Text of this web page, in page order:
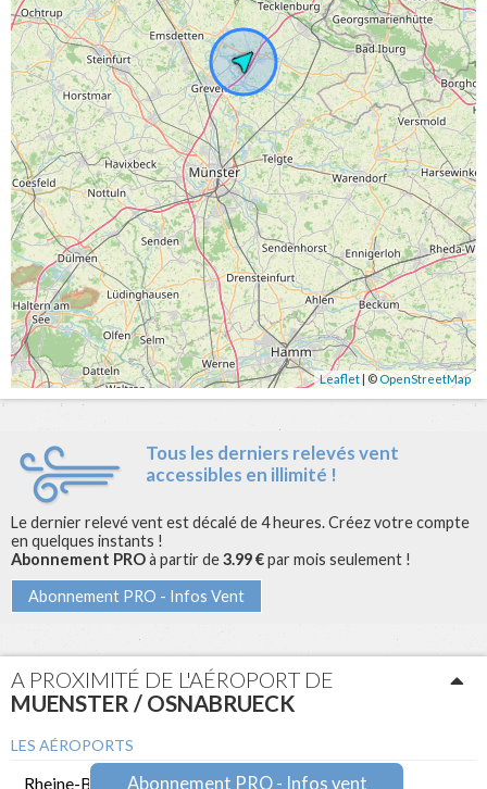
Leaflet| © OpenStreetMap
Tous les derniers relevés vent
accessibles en illimité !
Le dernier relevé vent est décalé de 4 heures. Créez votre compte
en quelques instants !
Abonnement PROà partir de3.99 €par mois seulement !
Abonnement PRO - Infos Vent
A PROXIMITÉ DE L'AÉROPORT DE
MUENSTER / OSNABRUECK
LES AÉROPORTS
Rheine-Bentlage 28 km
Abonnement PRO - Infos vent